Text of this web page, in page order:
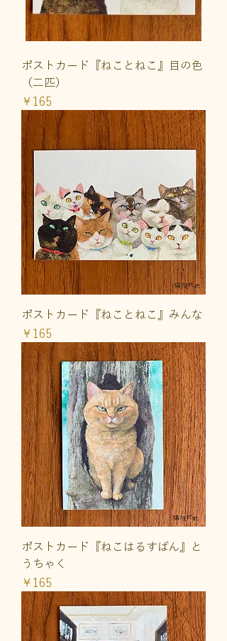
ポストカード『ねことねこ』目の色
（二匹）
価格
￥165
ポストカード『ねことねこ』みんな
価格
￥165
ポストカード『ねこはるすばん』と
うちゃく
価格
￥165